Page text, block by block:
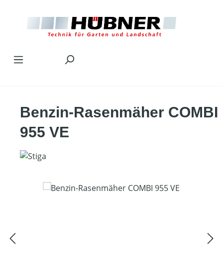
Benzin-Rasenmäher COMBI
955 VE
Bildergalerie überspringen